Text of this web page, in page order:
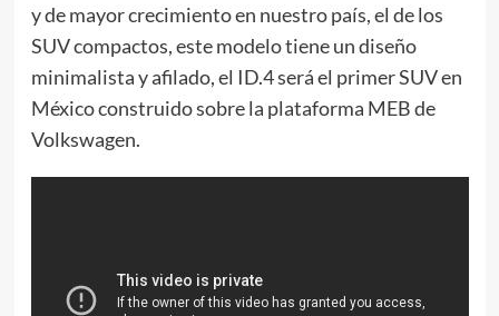
y de mayor crecimiento en nuestro país, el de los
SUV compactos, este modelo tiene un diseño
minimalista y afilado, el ID.4 será el primer SUV en
México construido sobre la plataforma MEB de
Volkswagen.